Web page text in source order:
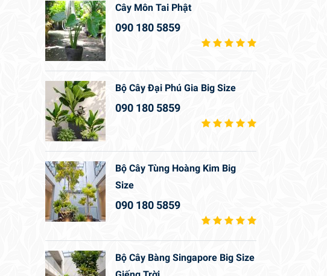
Cây Môn Tai Phật
090 180 5859
Bộ Cây Đại Phú Gia Big Size
090 180 5859
Bộ Cây Tùng Hoàng Kim Big
Size
090 180 5859
Bộ Cây Bàng Singapore Big Size